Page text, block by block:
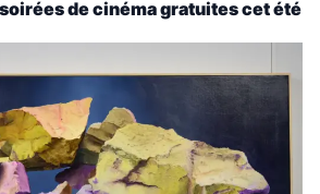
de cinéma gratuites cet été